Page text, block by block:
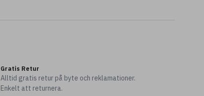
Gratis Retur
Alltid gratis retur på byte och reklamationer.
Enkelt att returnera.